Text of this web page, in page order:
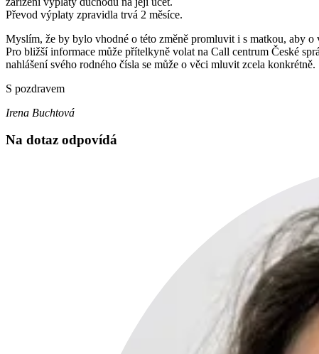
Převod výplaty zpravidla trvá 2 měsíce.
Myslím, že by bylo vhodné o této změně promluvit i s matkou, aby o
Pro bližší informace může přítelkyně volat na Call centrum České
nahlášení svého rodného čísla se může o věci mluvit zcela konkrétně.
S pozdravem
Irena Buchtová
Na dotaz odpovídá